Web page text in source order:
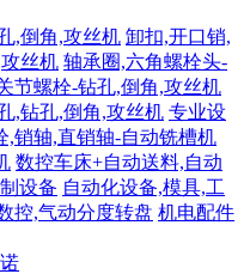
,倒角,攻丝机 卸扣,开口销,
丝机 轴承圈,六角螺栓头-
节螺栓-钻孔,倒角,攻丝机
,钻孔,倒角,攻丝机 专业设
,销轴,直销轴-自动铣槽机
数控车床+自动送料,自动
设备 自动化设备,模具,工
控,气动分度转盘 机电配件